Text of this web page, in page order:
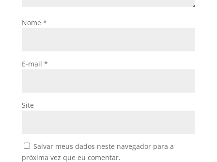
Nome *
E-mail *
Site
Salvar meus dados neste navegador para a
próxima vez que eu comentar.